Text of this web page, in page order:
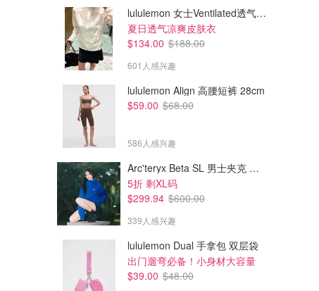
lululemon 女士Ventilated透气可收纳跑步夹克
夏日透气凉爽皮肤衣
$134.00 $188.00
601人感兴趣
lululemon Align 高腰短裤 28cm
$59.00 $68.00
586人感兴趣
Arc'teryx Beta SL 男士夹克 黑色
5折 剩XL码
$299.94 $600.00
339人感兴趣
lululemon Dual 手拿包 双层袋
出门遛弯必备！小身材大容量
$39.00 $48.00